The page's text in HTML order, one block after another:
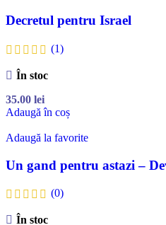
Decretul pentru Israel
(1)
În stoc
35.00 lei
Adaugă în coș
Adaugă la favorite
Un gand pentru astazi –
(0)
În stoc